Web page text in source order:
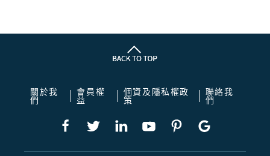
關於我
們
會員權
益
個資及隱私權政
策
聯絡我
們